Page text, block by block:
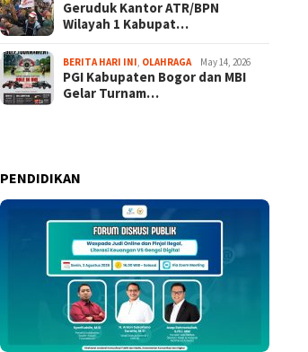
Geruduk Kantor ATR/BPN
Wilayah 1 Kabupat…
BERITA HARI INI OLAHRAGA May 14, 2026
PGI Kabupaten Bogor dan MBI
Gelar Turnam…
PENDIDIKAN